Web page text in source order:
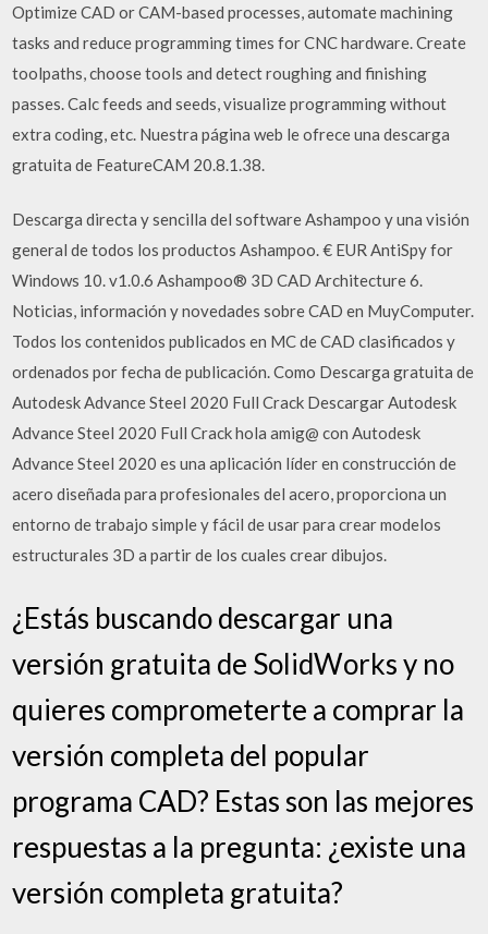
Optimize CAD or CAM-based processes, automate machining
tasks and reduce programming times for CNC hardware. Create
toolpaths, choose tools and detect roughing and finishing
passes. Calc feeds and seeds, visualize programming without
extra coding, etc. Nuestra página web le ofrece una descarga
gratuita de FeatureCAM 20.8.1.38.
Descarga directa y sencilla del software Ashampoo y una visión
general de todos los productos Ashampoo. € EUR AntiSpy for
Windows 10. v1.0.6 Ashampoo® 3D CAD Architecture 6.
Noticias, información y novedades sobre CAD en MuyComputer.
Todos los contenidos publicados en MC de CAD clasificados y
ordenados por fecha de publicación. Como Descarga gratuita de
Autodesk Advance Steel 2020 Full Crack Descargar Autodesk
Advance Steel 2020 Full Crack hola amig@ con Autodesk
Advance Steel 2020 es una aplicación líder en construcción de
acero diseñada para profesionales del acero, proporciona un
entorno de trabajo simple y fácil de usar para crear modelos
estructurales 3D a partir de los cuales crear dibujos.
¿Estás buscando descargar una
versión gratuita de SolidWorks y no
quieres comprometerte a comprar la
versión completa del popular
programa CAD? Estas son las mejores
respuestas a la pregunta: ¿existe una
versión completa gratuita?